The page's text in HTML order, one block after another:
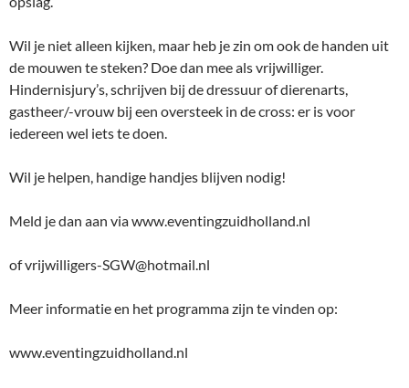
Wil je niet alleen kijken, maar heb je zin om ook de handen uit
de mouwen te steken? Doe dan mee als vrijwilliger.
Hindernisjury’s, schrijven bij de dressuur of dierenarts,
gastheer/-vrouw bij een oversteek in de cross: er is voor
iedereen wel iets te doen.
Wil je helpen, handige handjes blijven nodig!
Meld je dan aan via www.eventingzuidholland.nl
of vrijwilligers-SGW@hotmail.nl
Meer informatie en het programma zijn te vinden op:
www.eventingzuidholland.nl